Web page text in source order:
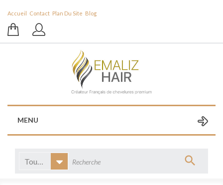
Accueil Contact Plan Du Site Blog
MENU
Toutes catégories